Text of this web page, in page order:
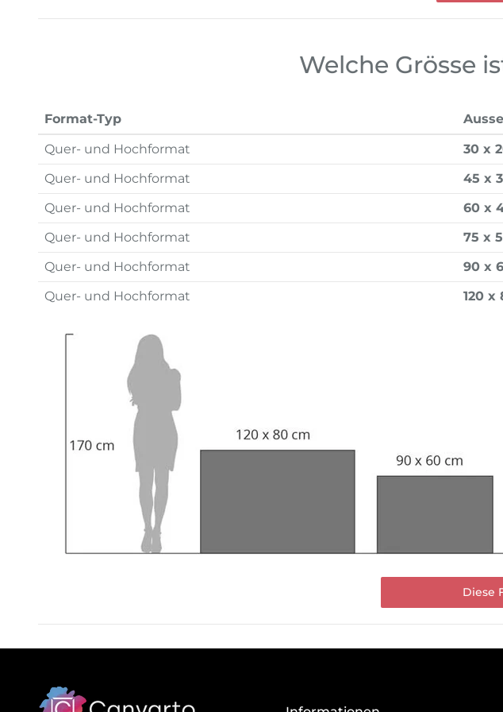
Welche Grösse
Format-Typ
Quer- und Hochformat
30 x
Quer- und Hochformat
45 x
Quer- und Hochformat
60 x
Quer- und Hochformat
75 x
Quer- und Hochformat
90 x
Quer- und Hochformat
120 x
Diese